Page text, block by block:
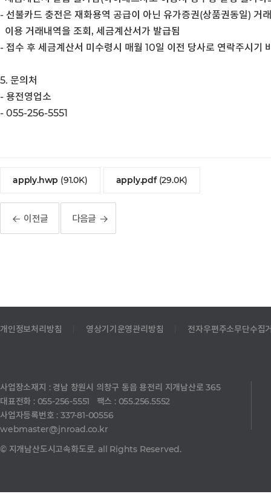
- 선불카드 충전은 재화용역 공급이 아닌 유가증권(상품권동일) 거
이용 거래내역을 조회, 세금계산서가 발급됨
- 접수 후 세금계산서 미수령시 매월 10일 이전 당사로 연락주시기
5. 문의처
- 용전영업소
- 055-256-5551
apply.hwp (91.0K) apply.pdf(29.0K)
이전글 다음글
개인정보처리방침 영상기기운영관리방침 전자우편주소무단수집
사업장소재지 : 경남 창원시 의창구 동읍 용전리 지개남산로 365
대표전화 : 055-256-5551 팩스 : 055.256.5552
사업자등록번호 : 337-81-00556
webmaster@jnroad.co.kr
© 지개남산도시고속화도로. all Rights Reserved.